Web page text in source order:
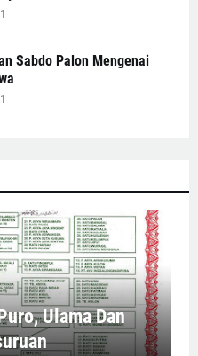
Sabdo Palon Mengenai
Ulama Dan